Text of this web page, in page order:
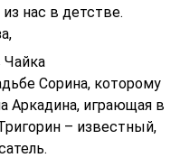
нас в детстве.
Чайка
Сорина, которому
Аркадина, играющая в
– известный,